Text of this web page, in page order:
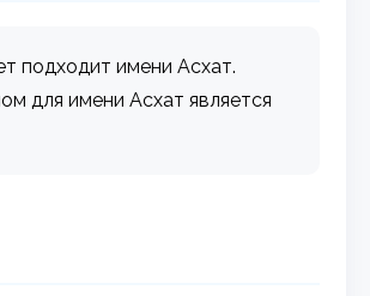
подходит имени Асхат.
для имени Асхат является